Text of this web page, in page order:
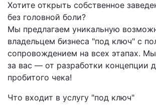
Хотите открыть собственное
без головной боли?
Мы предлагаем уникальную
владельцем бизнеса "под ключ" с
сопровождением на всех этапах.
за вас — от разработки концепции
пробитого чека!
Что входит в услугу "под ключ"